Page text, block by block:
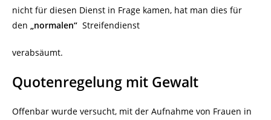
nicht für diesen Dienst in Frage kamen, hat man dies für
den „normalen“ Streifendienst
verabsäumt.
Quotenregelung mit Gewalt
Offenbar wurde versucht, mit der Aufnahme von Frauen in